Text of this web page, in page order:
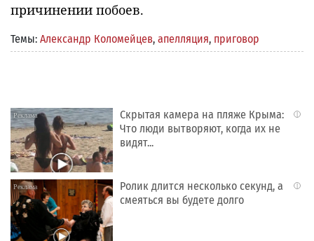
причинении побоев.
Темы: Александр Коломейцев, апелляция, приговор
i
Скрытая камера на пляже Крыма:
Что люди вытворяют, когда их не
видят...
i
Ролик длится несколько секунд, а
смеяться вы будете долго